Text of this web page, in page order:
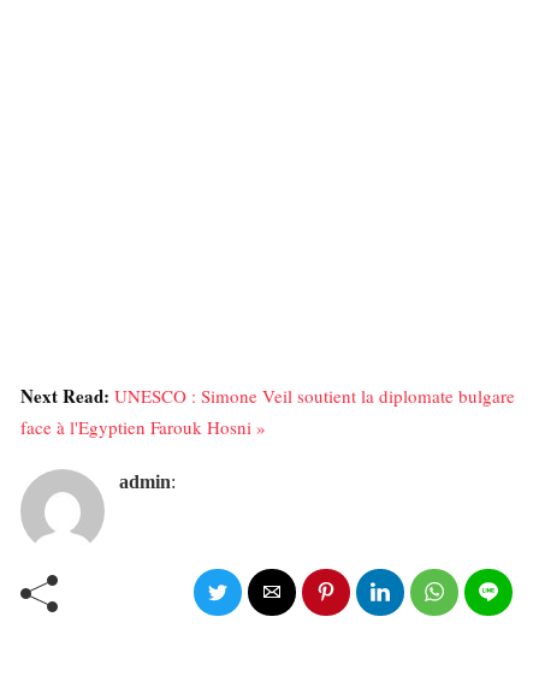
Next Read: UNESCO : Simone Veil soutient la diplomate bulgare
face à l'Egyptien Farouk Hosni »
admin: